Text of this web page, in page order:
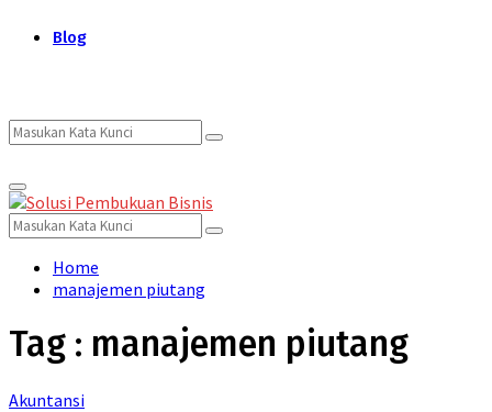
Blog
Search
for:
Search
Primary
Menu
Search
for:
Search
Home
manajemen piutang
Tag : manajemen piutang
Akuntansi